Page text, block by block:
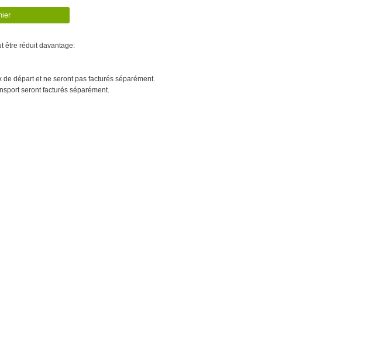
être réduit davantage:
départ et ne seront pas facturés séparément.
seront facturés séparément.